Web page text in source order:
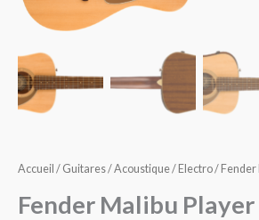
Accueil / Guitares/Acoustique/ Electro/ Fender
Fender Malibu
Naturel